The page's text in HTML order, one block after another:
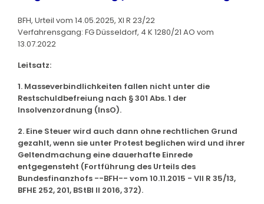
BFH, Urteil vom 14.05.2025, XI R 23/22
Verfahrensgang: FG Düsseldorf, 4 K 1280/21 AO vom
13.07.2022
Leitsatz:
1. Masseverbindlichkeiten fallen nicht unter die
Restschuldbefreiung nach § 301 Abs. 1 der
Insolvenzordnung (InsO).
2. Eine Steuer wird auch dann ohne rechtlichen Grund
gezahlt, wenn sie unter Protest beglichen wird und ihrer
Geltendmachung eine dauerhafte Einrede
entgegensteht (Fortführung des Urteils des
Bundesfinanzhofs --BFH-- vom 10.11.2015 - VII R 35/13,
BFHE 252, 201, BStBl II 2016, 372).